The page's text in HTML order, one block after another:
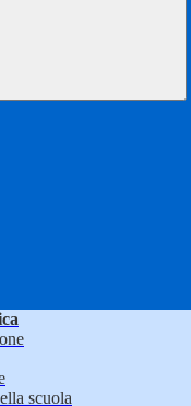
scuola